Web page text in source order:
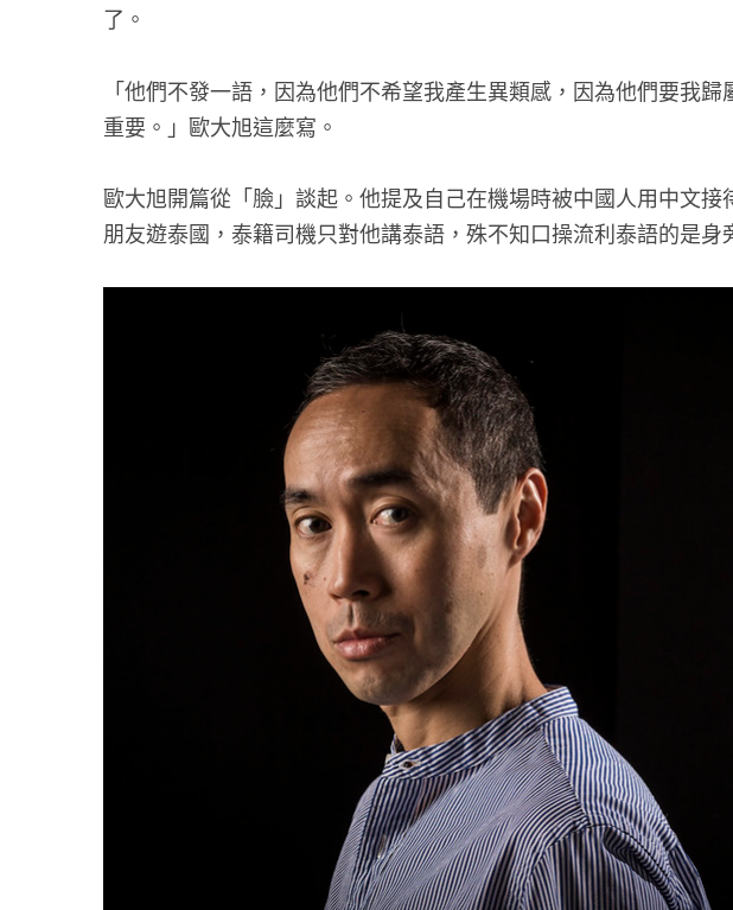
了。
「他們不發一語，因為他們不希望我產生異類感，因為他們要我
重要。」歐大旭這麼寫。
歐大旭開篇從「臉」談起。他提及自己在機場時被中國人用中文
朋友遊泰國，泰籍司機只對他講泰語，殊不知口操流利泰語的是身